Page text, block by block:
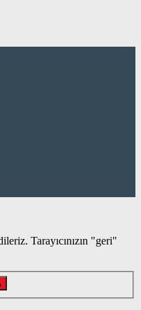
Tarayıcınızın "geri"